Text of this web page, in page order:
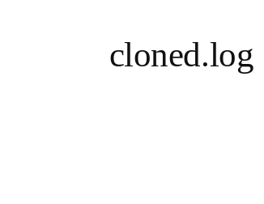
cloned.log